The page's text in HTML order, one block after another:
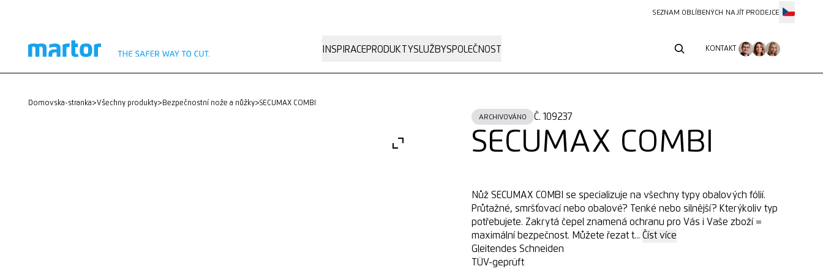
SEZNAM OBLÍBENÝCH NAJÍT PRODEJCE
INSPIRACEPRODUKTYSLUŽBYSPOLEČNOST KONTAKT
domovska-stranka> Všechny produkty> Bezpečnostní nože a nůžky> SECUMAX COMBI
ARCHIVOVÁNO Č. 109237
SECUMAX COMBI
Nůž SECUMAX COMBI se specializuje na všechny typy obalových fólií.
Průtažné, smršťovací nebo obalové? Tenké nebo silnější? Kterýkoliv typ
potřebujete. Zakrytá čepel znamená ochranu pro Vás i Vaše zboží =
maximální bezpečnost. Můžete řezat t...Číst více
Gleitendes Schneiden
TÜV-geprüft